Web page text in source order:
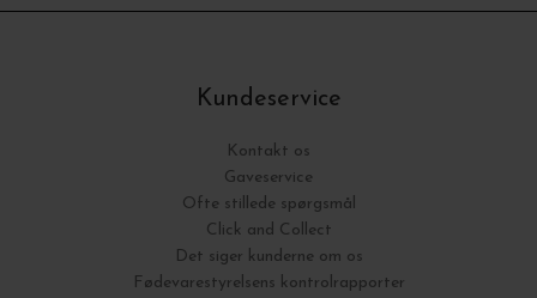
Kundeservice
Kontakt os
Gaveservice
Ofte stillede spørgsmål
Click and Collect
Det siger kunderne om os
Fødevarestyrelsens kontrolrapporter